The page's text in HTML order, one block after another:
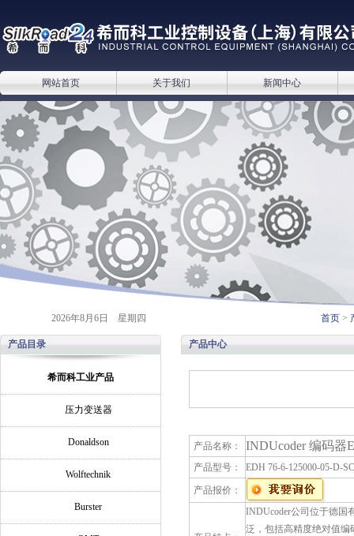
网站首页 关于我们 新闻中心
2026年8月6日 星期四 首页 >
产品目录
希而科工业产品
压力变送器
Donaldson
Wolftechnik
Burster
产品中心
产品名称： INDUcoder 编码器
产品型号： EDH 76-6-125000-05-D-
产品报价：
INDUcoder公司位于德国
泛，包括高精度绝对值编